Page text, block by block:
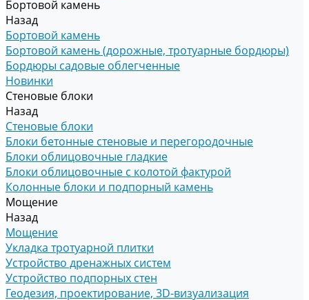
Бортовой камень
Назад
Бортовой камень
Бортовой камень (дорожные, тротуарные бордюры)
Бордюры садовые облегченные
Новинки
Стеновые блоки
Назад
Стеновые блоки
Блоки бетонные стеновые и перегородочные
Блоки облицовочные гладкие
Блоки облицовочные с колотой фактурой
Колонные блоки и подпорный камень
Мощение
Назад
Мощение
Укладка тротуарной плитки
Устройство дренажных систем
Устройство подпорных стен
Геодезия, проектирование, 3D-визуализация